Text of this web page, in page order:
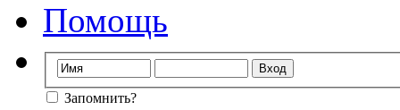
Помощь
Запомнить?